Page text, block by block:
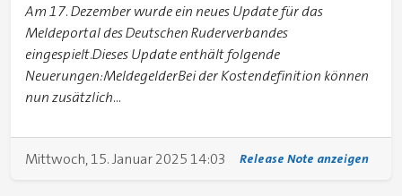
Am 17. Dezember wurde ein neues Update für das
Meldeportal des Deutschen Ruderverbandes
eingespielt.Dieses Update enthält folgende
Neuerungen:MeldegelderBei der Kostendefinition können
nun zusätzlich...
Mittwoch, 15. Januar 2025 14:03 Release Note anzeigen